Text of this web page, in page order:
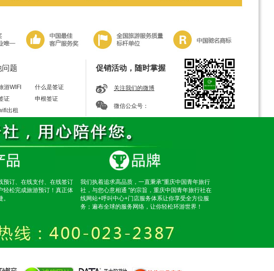
问题
游WIFI
什么是签证
证
申根签证
出租
促销活动，随时掌握
关注我们的微博
微信公众号：
预订、在线支付、在线签订
轻松完成旅游预订！真正体
我们执着追求高品质，一直秉承"重庆中国青年旅行
社，与您心意相通 "的宗旨，重庆中国青年旅行社在
线网站+呼叫中心+门店服务体系让你享受全方位服
务；遍布全球的服务网络，让你轻松环游世界！